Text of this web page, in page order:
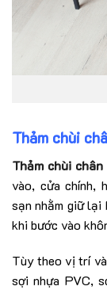
Thảm chùi
Thảm chùi chân
vào, cửa chính,
sạn nhằm giữ lại
khi bước vào
Tùy theo vị trí
sợi nhựa PVC,